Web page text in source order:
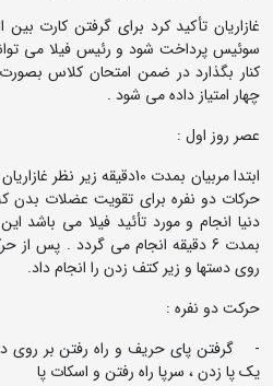
سوئیس پرداخت شود و رئیس فیلا می
کنار بگذارد در ضمن امتحان کلاس
چهار امتیاز داده می شود .
عصر روز اول :
ابتدا مربیان بمدت 10دقیقه
حرکات دو نفره برای تقویت عضلات بدن
بمدت 6 دقیقه انجام می گردد . پس
روی دستها و زیر کتف زدن را انجام داد.
حرکت دو نفره :
- گرفتن پای حریف و راه رفتن بر
یک پا زدن ، سرپا راه رفتن و اسکات پا